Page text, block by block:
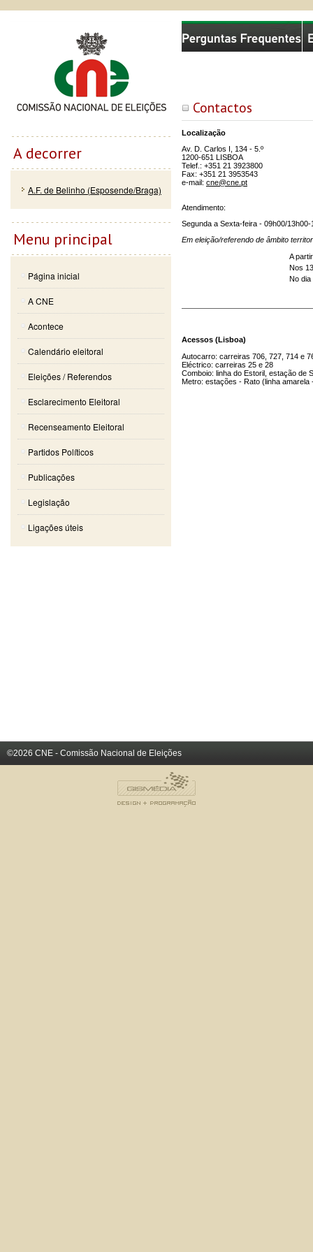
Contactos
Localização
Av. D. Carlos I, 134 - 5.º
1200-651 LISBOA
Telef.: +351 21 3923800
Fax: +351 21 3953543
e-mail: cne@cne.pt
Atendimento:
Segunda a Sexta-feira - 09h00/13h00-
Em eleição/referendo de âmbito
A
Nos
No
Acessos (Lisboa)
Autocarro: carreiras 706, 727, 714 e
Eléctrico: carreiras 25 e 28
Comboio: linha do Estoril, estação de
Metro: estações - Rato (linha
Comissão Nacional de Eleições
A decorrer
A.F. de Belinho (Esposende/Braga)
Menu principal
Página inicial
A CNE
Acontece
Calendário eleitoral
Eleições / Referendos
Esclarecimento Eleitoral
Recenseamento Eleitoral
Partidos Políticos
Publicações
Legislação
Ligações úteis
©2026 CNE - Comissão Nacional de Eleições